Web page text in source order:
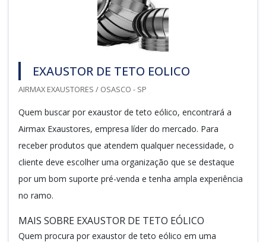
EXAUSTOR DE TETO EOLICO
AIRMAX EXAUSTORES / OSASCO - SP
Quem buscar por exaustor de teto eólico, encontrará a
Airmax Exaustores, empresa líder do mercado. Para
receber produtos que atendem qualquer necessidade, o
cliente deve escolher uma organização que se destaque
por um bom suporte pré-venda e tenha ampla experiência
no ramo.
MAIS SOBRE EXAUSTOR DE TETO EÓLICO
Quem procura por exaustor de teto eólico em uma